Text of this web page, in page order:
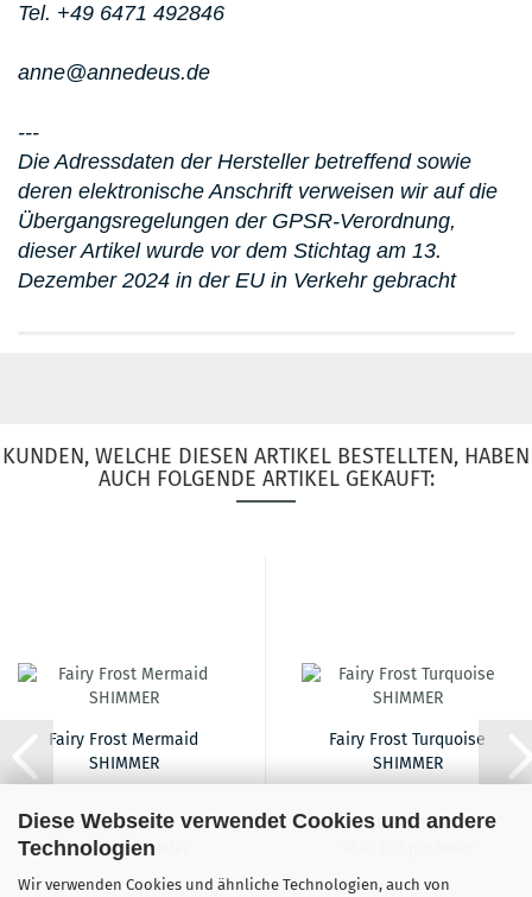
Diese Webseite verwendet Cookies und andere
Technologien
Wir verwenden Cookies und ähnliche Technologien, auch von
Tel. +49 6471 492846
anne@annedeus.de
---
Die Adressdaten der Hersteller betreffend sowie
deren elektronische Anschrift verweisen wir auf die
Übergangsregelungen der GPSR-Verordnung,
dieser Artikel wurde vor dem Stichtag am 13.
Dezember 2024 in der EU in Verkehr gebracht
KUNDEN, WELCHE DIESEN ARTIKEL BESTELLTEN, HABEN
AUCH FOLGENDE ARTIKEL GEKAUFT:
Fairy Frost Mermaid
SHIMMER
18,90 EUR
18,90 EUR pro Meter
Fairy Frost Turquoise
SHIMMER
18,90 EUR